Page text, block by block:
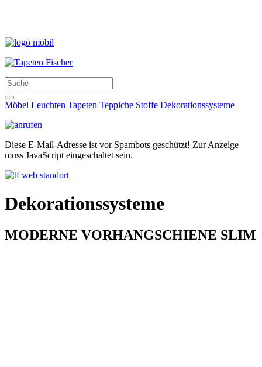
Möbel Leuchten Tapeten Teppiche Stoffe Dekorationssysteme
Diese E-Mail-Adresse ist vor Spambots geschützt! Zur Anzeige
muss JavaScript eingeschaltet sein.
Dekorationssysteme
MODERNE VORHANGSCHIENE SLIM